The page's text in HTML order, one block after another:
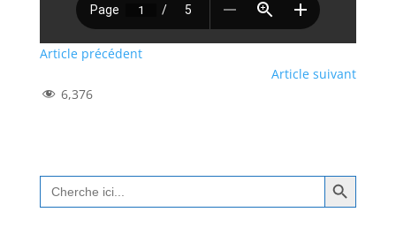
Article précédent
Article suivant
6,376
Search
for:
Search Button